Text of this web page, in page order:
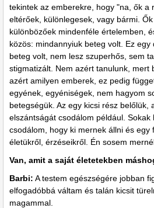
tekintek az emberekre, hogy "na, ők a
eltérőek, különlegesek, vagy bármi.
különbözőek mindenféle értelemben,
közös: mindannyiuk beteg volt. Ez egy
beteg volt, nem lesz szuperhős, sem
stigmatizált. Nem azért tanulunk, mert
azért amilyen emberek, ez pedig
egyének, egyéniségek, nem hagyom
betegségük. Az egy kicsi rész belőlük,
elszántságát csodálom például. Sokak
csodálom, hogy ki mernek állni és egy
életükről, érzéseikről. Én sosem
Van, amit a saját életetekben
Barbi: A testem egészségére jobban
elfogadóbbá váltam és talán kicsit
magammal.